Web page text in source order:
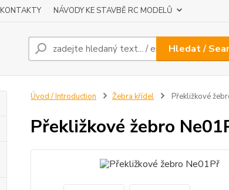
KONTAKTY NÁVODY KE STAVBĚ RC MODELŮ
Hledat /
Úvod / Introduction Žebra křídel Překližkové
Překližkové žebro